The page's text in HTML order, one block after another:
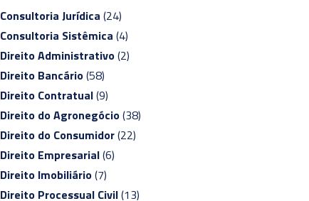
Consultoria Jurídica (24)
Consultoria Sistêmica (4)
Direito Administrativo(2)
Direito Bancário(58)
Direito Contratual(9)
Direito do Agronegócio(38)
Direito do Consumidor(22)
Direito Empresarial(6)
Direito Imobiliário(7)
Direito Processual Civil(13)